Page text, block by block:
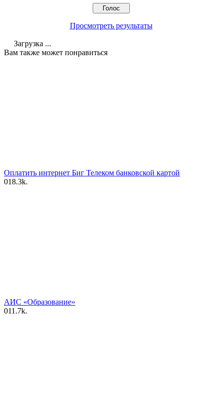
Просмотреть результаты
Загрузка ...
Вам также может понравиться
Оплатить интернет Биг Телеком банковской картой
018.3k.
АИС «Образование»
011.7k.